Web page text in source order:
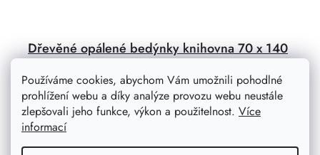
Používáme cookies, abychom Vám umožnili pohodlné
prohlížení webu a díky analýze provozu webu neustále
zlepšovali jeho funkce, výkon a použitelnost. Více
informací
Dřevěné opálené bedýnky knihovna 70 x 140
Stylová knihovna z dřevěných bedýnek v opáleném
designu se u vás doma stane originálním kouskem. Je
prostorná, variabilní a zvládne pojmout spoustu
kvalitního čtení.